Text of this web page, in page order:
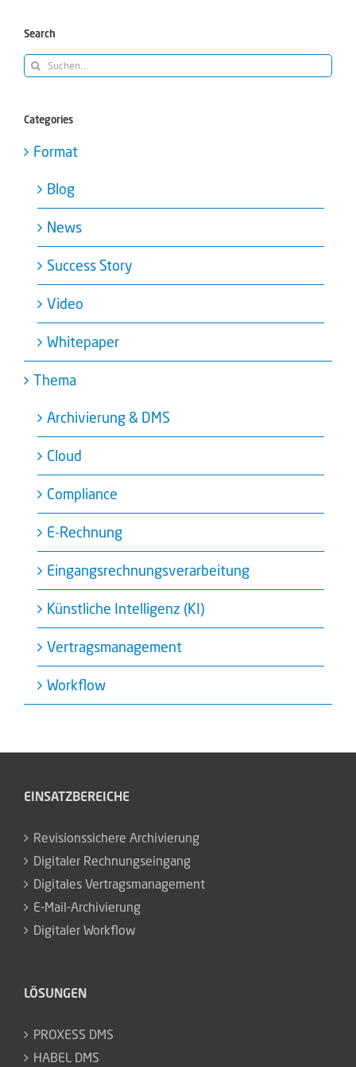
Search
Suche
Categories
Format
Blog
News
Success Story
Video
Whitepaper
Thema
Archivierung & DMS
Cloud
Compliance
E-Rechnung
Eingangsrechnungsverarbeitung
Künstliche Intelligenz (KI)
Vertragsmanagement
Workflow
EINSATZBEREICHE
Revisionssichere Archivierung
Digitaler Rechnungseingang
Digitales Vertragsmanagement
E-Mail-Archivierung
Digitaler Workflow
LÖSUNGEN
PROXESS DMS
HABEL DMS